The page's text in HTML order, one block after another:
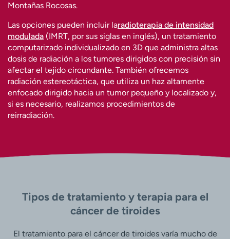
Montañas Rocosas.
Las opciones pueden incluir laradioterapia de intensidad
modulada (IMRT, por sus siglas en inglés), un tratamiento
computarizado individualizado en 3D que administra altas
dosis de radiación a los tumores dirigidos con precisión sin
afectar el tejido circundante. También ofrecemos
radiación estereotáctica, que utiliza un haz altamente
enfocado dirigido hacia un tumor pequeño y localizado y,
si es necesario, realizamos procedimientos de
reirradiación.
Tipos de tratamiento y terapia para el
cáncer de tiroides
El tratamiento para el cáncer de tiroides varía mucho de